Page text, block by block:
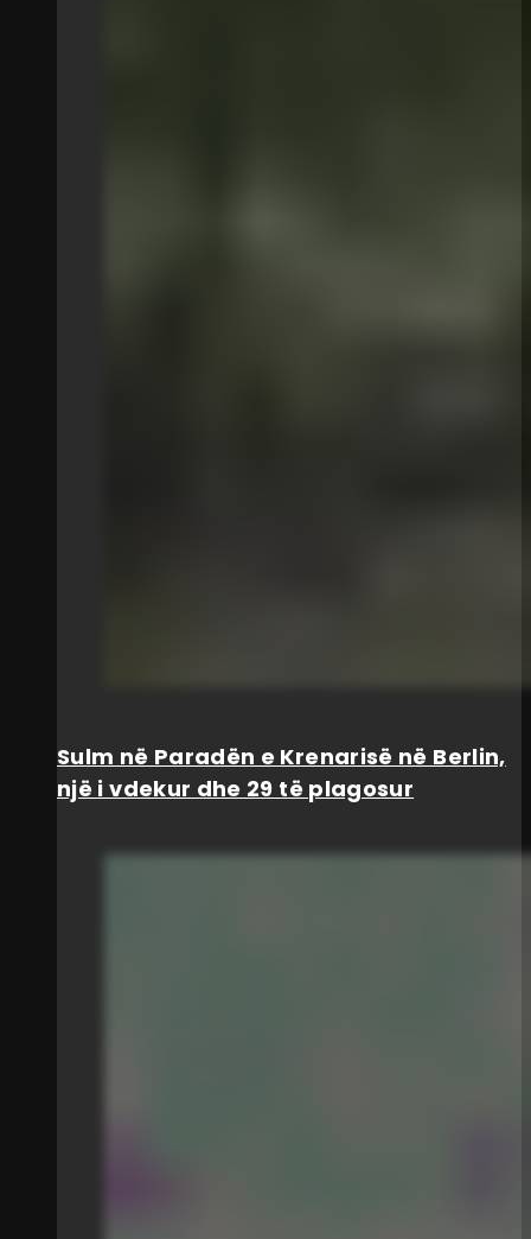
Sulm në Paradën e Krenarisë në Berlin,
një i vdekur dhe 29 të plagosur